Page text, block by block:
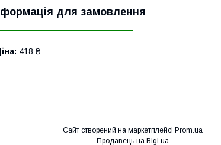
для замовлення
418 ₴
Сайт створений на маркетплейсі Prom.ua
Продавець на Bigl.ua